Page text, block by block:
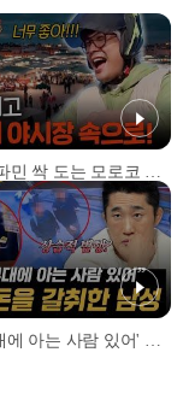
[예고] 도파민 싹 도는 모로코 야시장 투어!